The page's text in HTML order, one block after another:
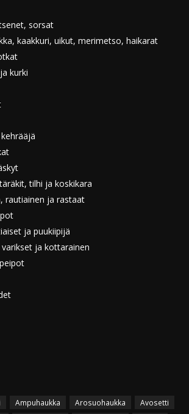
sorsat
kaakkuri, uikut, merimetso, haikarat
kurki
tilhi ja koskikara
rautiainen ja rastaat
ja puukiipijä
ja kottarainen
Ampuhaukka Arosuohaukka
Avosetti